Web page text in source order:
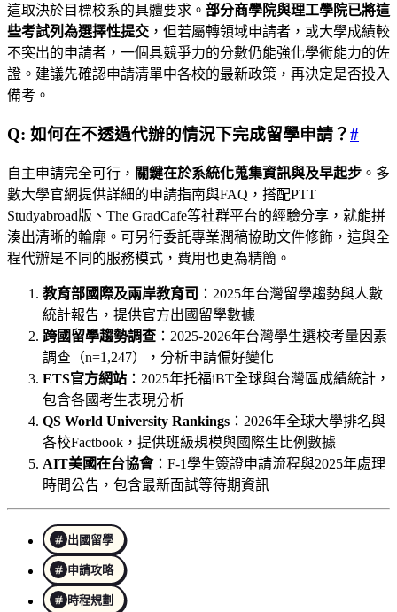
這取決於目標校系的具體要求。 部分商學院與理工學院已將這
些考試列為選擇性提交 ，但若屬轉領域申請者，或大學成績較
不突出的申請者，一個具競爭力的分數仍能強化學術能力的佐
證。建議先確認申請清單中各校的最新政策，再決定是否投入
備考。
Q: 如何在不透過代辦的情況下完成留學申請？#
自主申請完全可行， 關鍵在於系統化蒐集資訊與及早起步 。多
數大學官網提供詳細的申請指南與FAQ，搭配PTT
Studyabroad版、The GradCafe等社群平台的經驗分享，就能拼
湊出清晰的輪廓。可另行委託專業潤稿協助文件修飾，這與全
程代辦是不同的服務模式，費用也更為精簡。
教育部國際及兩岸教育司 ：2025年台灣留學趨勢與人數
統計報告，提供官方出國留學數據
跨國留學趨勢調查 ：2025-2026年台灣學生選校考量因素
調查（n=1,247），分析申請偏好變化
ETS官方網站 ：2025年托福iBT全球與台灣區成績統計，
包含各國考生表現分析
QS World University Rankings ：2026年全球大學排名與
各校Factbook，提供班級規模與國際生比例數據
AIT美國在台協會：F-1學生簽證申請流程與2025年處理
時間公告，包含最新面試等待期資訊
出國留學
申請攻略
時程規劃